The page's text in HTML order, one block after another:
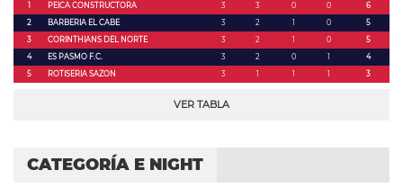
1 PEICA CONSTRUCTORA 3 3 0 0
6
2
BARBERIA EL CABE 3 2 1 0
5
3
CORINTHIANS DEL NORTE 3 2 1 0
5
4
ES PASMO F.C. 3 2 0 1
4
5
ROTISERIA SAZON 3 1 1 1 3
VER TABLA
CATEGORÍA E NIGHT